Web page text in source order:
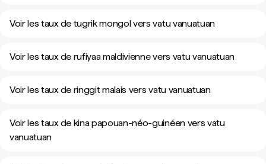
Voir les taux de tugrik mongol vers vatu vanuatuan
Voir les taux de rufiyaa maldivienne vers vatu vanuatuan
Voir les taux de ringgit malais vers vatu vanuatuan
Voir les taux de kina papouan-néo-guinéen vers vatu
vanuatuan